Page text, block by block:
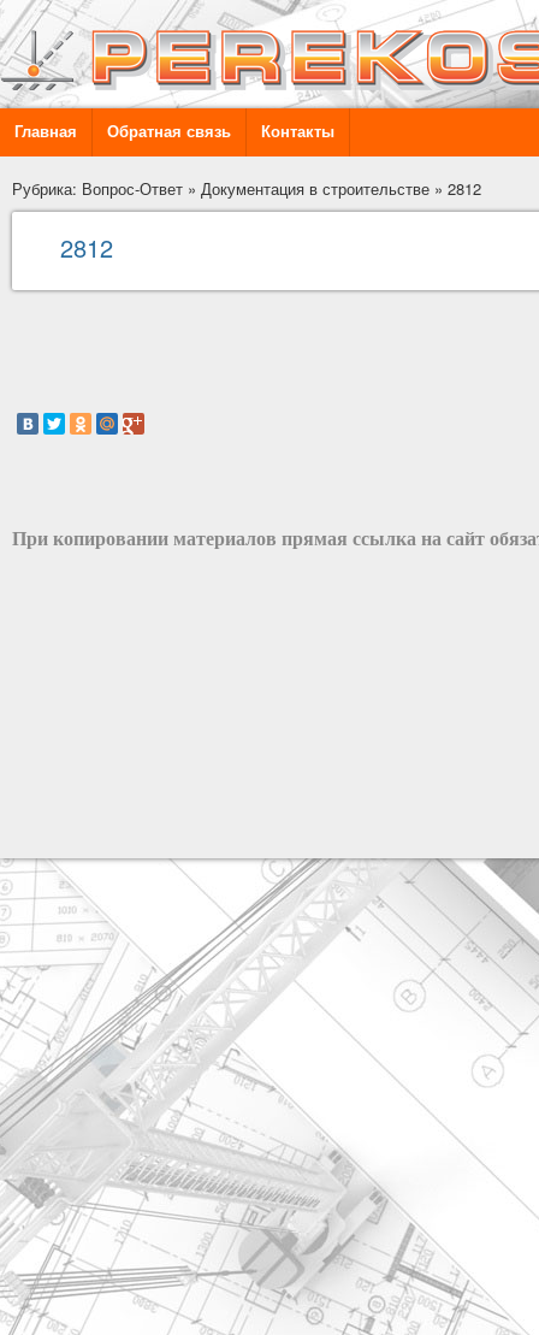
Главная Обратная связь Контакты
Рубрика: Вопрос-Ответ » Документация в строительстве » 2812
2812
При копировании материалов прямая ссылка на сайт